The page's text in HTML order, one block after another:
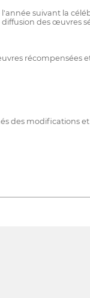
suivant la
des œuvres
récompensées
des modifications